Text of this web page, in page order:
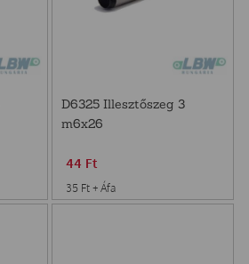
D6325 Illesztőszeg 3
m6x26
44 Ft
35 Ft + Áfa